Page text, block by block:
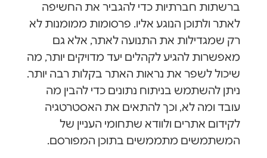
ברשתות חברתיות כדי להגביר את החשיפה
לאתר ולתוכן הנוגע אליו. פרסומות ממומנות לא
רק שמגדילות את התנועה לאתר, אלא גם
מאפשרות להגיע לקהלים יעד מדויקים יותר, מה
שיכול לשפר את נראות האתר בקלות רבה יותר.
ניתן להשתמש בניתוח נתונים כדי להבין מה
עובד ומה לא, וכך להתאים את האסטרטגיה
לקידום אתרים ולוודא שתחומי העניין של
המשתמשים מתממשים בתוכן המפורסם.